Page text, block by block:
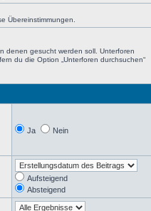
Übereinstimmungen.
denen gesucht werden soll. Unterforen
du die Option „Unterforen durchsuchen“
Ja Nein
Aufsteigend
Absteigend